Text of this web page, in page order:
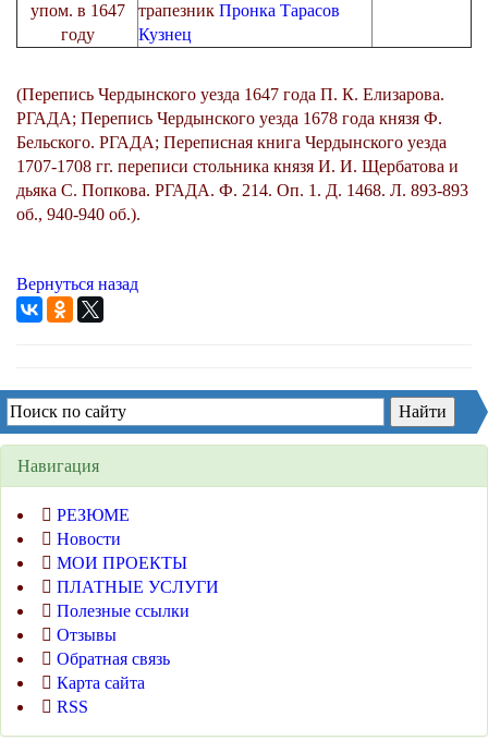
упом. в 1647
году
трапезник Пронка Тарасов
Кузнец
(Перепись Чердынского уезда 1647 года П. К. Елизарова.
РГАДА; Перепись Чердынского уезда 1678 года князя Ф.
Бельского. РГАДА; Переписная книга Чердынского уезда
1707-1708 гг. переписи стольника князя И. И. Щербатова и
дьяка С. Попкова. РГАДА. Ф. 214. Оп. 1. Д. 1468. Л. 893-893
об., 940-940 об.).
Вернуться назад
Навигация
РЕЗЮМЕ
Новости
МОИ ПРОЕКТЫ
ПЛАТНЫЕ УСЛУГИ
Полезные ссылки
Отзывы
Обратная связь
Карта сайта
RSS